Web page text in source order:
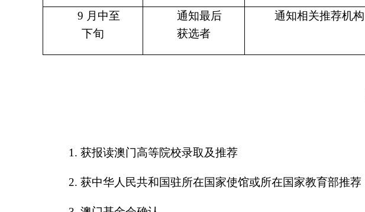
9 月中至
下旬
通知最后
获选者
通知相关推荐机构
1. 获报读澳门高等院校录取及推荐
2. 获中华人民共和国驻所在国家使馆或所在国家教育部推荐